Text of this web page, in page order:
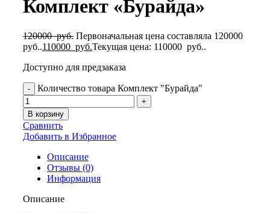
Комплект «Бурайда»
120000руб. Первоначальная цена составляла 120000
руб..110000 руб.Текущая цена: 110000 руб..
Доступно для предзаказа
Количество товара Комплект "Бурайда"
В корзину
Сравнить
Добавить в Избранное
Описание
Отзывы (0)
Информация
Описание